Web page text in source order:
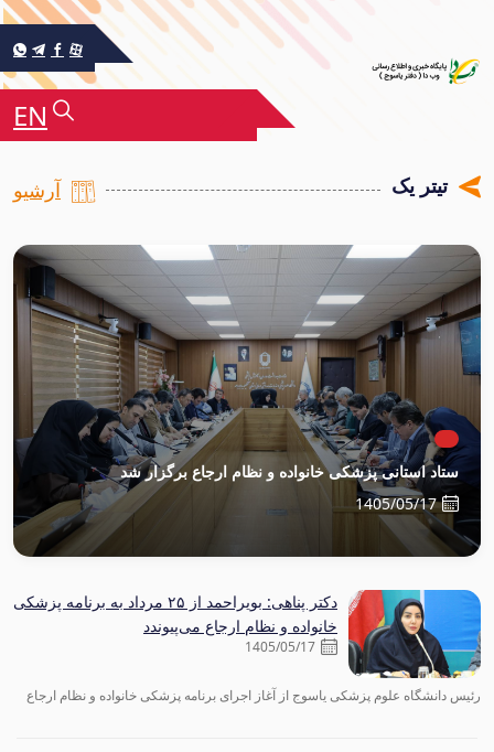
EN
تیتر یک آرشیو
ستاد استانی پزشکی خانواده و نظام ارجاع برگزار شد
1405/05/17
دکتر پناهی: بویراحمد از ۲۵ مرداد به برنامه پزشکی
خانواده و نظام ارجاع می‌پیوندد
1405/05/17
رئیس دانشگاه علوم پزشکی یاسوج از آغاز اجرای برنامه پزشکی خانواده و نظام ارجاع